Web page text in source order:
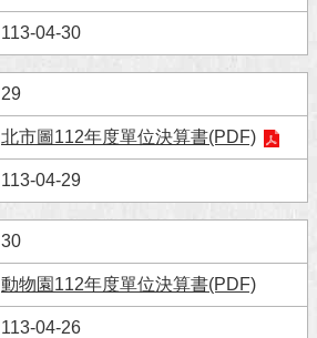
113-04-30
29
北市圖112年度單位決算書(PDF)
113-04-29
30
動物園112年度單位決算書(PDF)
113-04-26